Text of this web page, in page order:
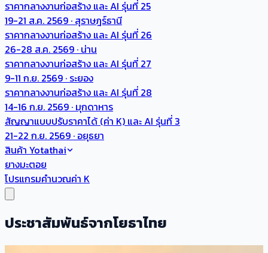
ราคากลางงานก่อสร้าง และ AI รุ่นที่ 25
19-21 ส.ค. 2569 · สุราษฎร์ธานี
ราคากลางงานก่อสร้าง และ AI รุ่นที่ 26
26-28 ส.ค. 2569 · น่าน
ราคากลางงานก่อสร้าง และ AI รุ่นที่ 27
9-11 ก.ย. 2569 · ระยอง
ราคากลางงานก่อสร้าง และ AI รุ่นที่ 28
14-16 ก.ย. 2569 · มุกดาหาร
สัญญาแบบปรับราคาได้ (ค่า K) และ AI รุ่นที่ 3
21-22 ก.ย. 2569 · อยุธยา
สินค้า Yotathai
ยางมะตอย
โปรแกรมคำนวณค่า K
ประชาสัมพันธ์จากโยธาไทย